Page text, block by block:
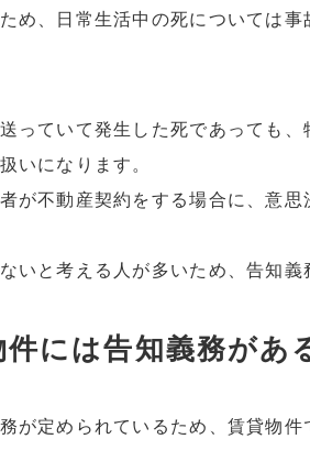
め、日常生活中の死については
っていて発生した死であっても
いになります。
が不動産契約をする場合に、意
いと考える人が多いため、告知義
件には告知義務があ
が定められているため、賃貸物